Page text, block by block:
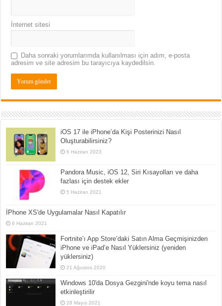
İnternet sitesi
Daha sonraki yorumlarımda kullanılması için adım, e-posta
adresim ve site adresim bu tarayıcıya kaydedilsin.
iOS 17 ile iPhone’da Kişi Posterinizi Nasıl
Oluşturabilirsiniz?
6 Haziran 2023
Pandora Music, iOS 12, Siri Kısayolları ve daha
fazlası için destek ekler
5 Haziran 2021
İPhone XS'de Uygulamalar Nasıl Kapatılır
6 Haziran 2021
Fortnite’ı App Store’daki Satın Alma Geçmişinizden
iPhone ve iPad’e Nasıl Yüklersiniz (yeniden
yüklersiniz)
21 Ağustos 2020
Windows 10'da Dosya Gezgini'nde koyu tema nasıl
etkinleştirilir
28 Mayıs 2021